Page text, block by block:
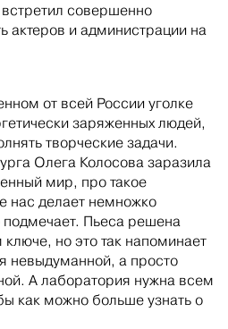
совершенно
актеров и администрации на
от всей России уголке
заряженных людей,
творческие задачи.
Олега Колосова заразила
мир, про такое
нас делает немножко
Пьеса решена
но это так напоминает
невыдуманной, а просто
А лаборатория нужна всем
как можно больше узнать о